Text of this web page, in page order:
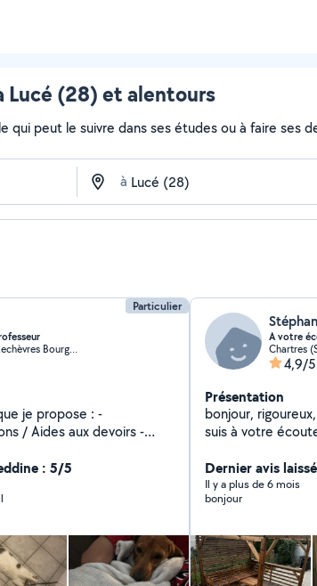
Lucé (28) et alentours
peut le suivre dans ses études ou à faire ses
à
Particulier
Chartres (Saint-jean Rechèvres Bourgneuf)
je propose : -
/ Aides aux devoirs -
si vous êtes intéressés.
: 5/5
A votre
Chartres
4,9/5
Présentation
bonjour, rigoureux, consciencieux, très bon bricoleur, je
suis à votre
meubles...mais
Dernier avis
Il y a plus de 6 mois
bonjour